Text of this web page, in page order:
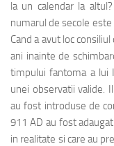
la un calendar la
numarul de secole este
Cand a avut loc
ani inainte de
timpului fantoma a lui
unei observatii valide.
au fost introduse de
911 AD au fost
in realitate si care au